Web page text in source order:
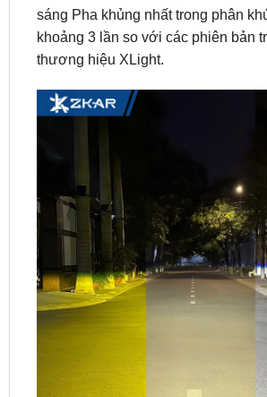
thương hiệu XLight.
Hình ảnh Pha ánh sáng